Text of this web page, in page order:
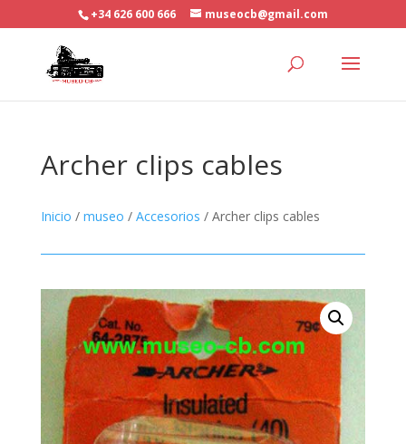
+34 626 600 666 museocb@gmail.com
Archer clips cables
Inicio / museo / Accesorios / Archer clips cables